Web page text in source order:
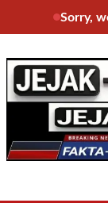
Sorry,
to
content